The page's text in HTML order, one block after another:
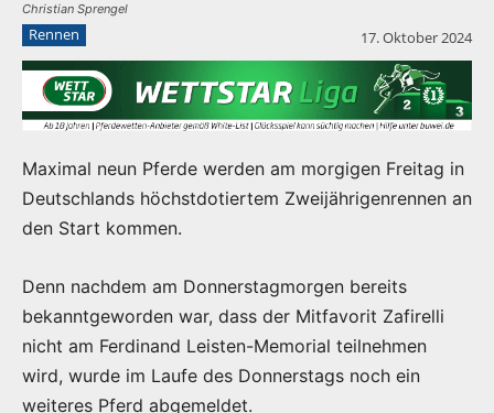
Christian Sprengel
Rennen 17. Oktober 2024
Maximal neun Pferde werden am morgigen Freitag in
Deutschlands höchstdotiertem Zweijährigenrennen an
den Start kommen.
Denn nachdem am Donnerstagmorgen bereits
bekanntgeworden war, dass der Mitfavorit Zafirelli
nicht am Ferdinand Leisten-Memorial teilnehmen
wird, wurde im Laufe des Donnerstags noch ein
weiteres Pferd abgemeldet.